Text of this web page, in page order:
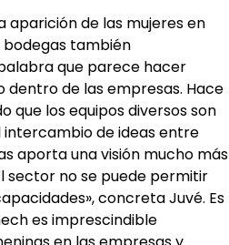
aparición de las mujeres en
bodegas también
que parece hacer
de las empresas. Hace
que los equipos diversos son
de ideas entre
aporta una visión mucho más
sector no se puede permitir
concreta Juvé. Es
es imprescindible